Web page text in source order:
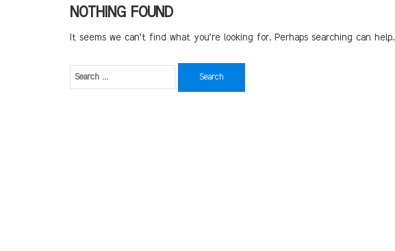
NOTHING FOUND
It seems we can’t find what you’re looking for. Perhaps searching can help.